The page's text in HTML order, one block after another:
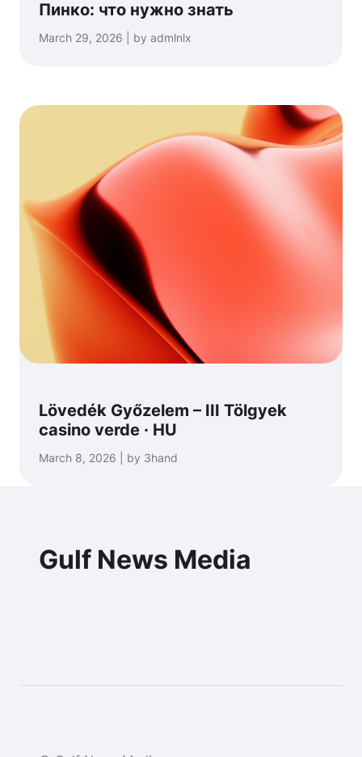
Пинко: что нужно знать
March 29, 2026 | by admlnlx
Lövedék Győzelem – III Tölgyek
casino verde · HU
March 8, 2026 | by 3hand
Gulf News Media